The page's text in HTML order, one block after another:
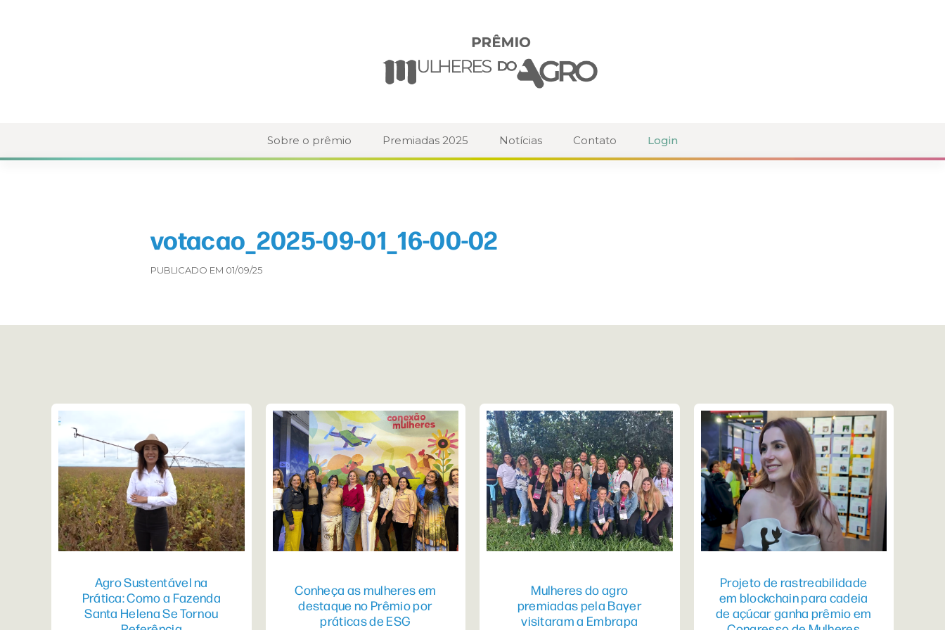
Sobre o prêmio Premiadas 2025 Notícias Contato Login
votacao_2025-09-01_16-00-02
PUBLICADO EM 01/09/25
Agro Sustentável na
Prática: Como a Fazenda
Santa Helena Se Tornou
Conheça as mulheres em
destaque no Prêmio por
práticas de ESG
Mulheres do agro
premiadas pela Bayer
visitaram a Embrapa
Projeto de rastreabilidade
em blockchain para cadeia
de açúcar ganha prêmio em